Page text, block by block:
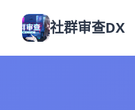
社群审查DX